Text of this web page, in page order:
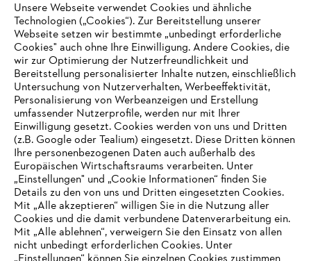
Zahlungsmöglichkeiten
Unternehmen
Online Shop
Unsere Webseite verwendet Cookies und ähnliche
Technologien („Cookies“). Zur Bereitstellung unserer
Webseite setzen wir bestimmte „unbedingt erforderliche
Cookies" auch ohne Ihre Einwilligung. Andere Cookies, die
wir zur Optimierung der Nutzerfreundlichkeit und
Bereitstellung personalisierter Inhalte nutzen, einschließlich
Untersuchung von Nutzerverhalten, Werbeeffektivität,
Personalisierung von Werbeanzeigen und Erstellung
umfassender Nutzerprofile, werden nur mit Ihrer
Einwilligung gesetzt. Cookies werden von uns und Dritten
(z.B. Google oder Tealium) eingesetzt. Diese Dritten können
Ihre personenbezogenen Daten auch außerhalb des
Europäischen Wirtschaftsraums verarbeiten. Unter
„Einstellungen" und „Cookie Informationen“ finden Sie
Details zu den von uns und Dritten eingesetzten Cookies.
Mit „Alle akzeptieren“ willigen Sie in die Nutzung aller
Cookies und die damit verbundene Datenverarbeitung ein.
Mit „Alle ablehnen“, verweigern Sie den Einsatz von allen
nicht unbedingt erforderlichen Cookies. Unter